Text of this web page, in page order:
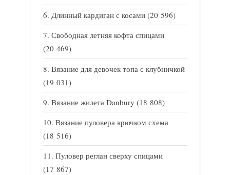
Длинный кардиган с косами (20 596)
Свободная летняя кофта спицами
(20 469)
Вязание для девочек топа с клубничкой
(19 031)
Вязание жилета Danbury (18 808)
Вязание пуловера крючком схема
(18 516)
Пуловер реглан сверху спицами
(17 867)